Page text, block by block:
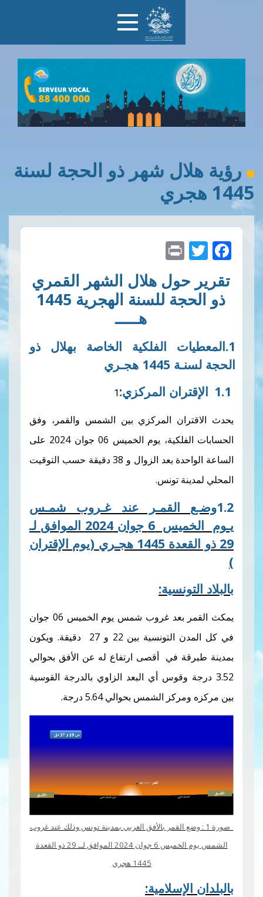
navigation
شهر ذو الحجة لسنة
Print
هلال الشهر القمري
ذو الحجة للسنة الهجرية 1445
الفلكية الخاصة بهلال ذو
المركزي:
المركزي بين الشمس والقمر، وفق
يومالخميس
06 جوان 2024 على
الساعة الواحدة بعد الزوال و 38 دقيقة حسب التوقيت
القمـر عند غـروب شمـس
الموافق
لـ
1445 هجـري
(يوم الإقتران
يمكث القمر بعد غروب شمس يوم الخميس 06 جوان
في كل المدن التونسية بين 22 و 27 دقيقة. ويكون
في أقصى ارتفاع له عن الأفق بحوالي
وقوس أي البعد الزاوي بالدرجة القوسية
الشمس بحوالي 5.64 درجة.
وضع القمر بالأفق الغربي بمدينة تونس وذلك عند غروب
الشمس يوم الخميس 6 جوان 2024 الموافق لــ 29 ذو القعدة